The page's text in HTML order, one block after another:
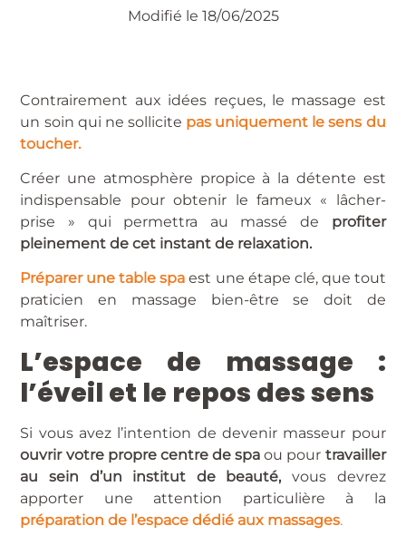
Modifié le 18/06/2025
Contrairement aux idées reçues, le massage est
un soin qui ne sollicite pas uniquement le sens du
toucher.
Créer une atmosphère propice à la détente est
indispensable pour obtenir le fameux « lâcher-
prise » qui permettra au massé de profiter
pleinement de cet instant de relaxation.
Préparer une table spa est une étape clé, que tout
praticien en massage bien-être se doit de
maîtriser.
L’espace de massage :
l’éveil et le repos des sens
Si vous avez l’intention de devenir masseur pour
ouvrir votre propre centre de spa ou pour travailler
au sein d’un institut de beauté, vous devrez
apporter une attention particulière à la
préparation de l’espace dédié aux massages.